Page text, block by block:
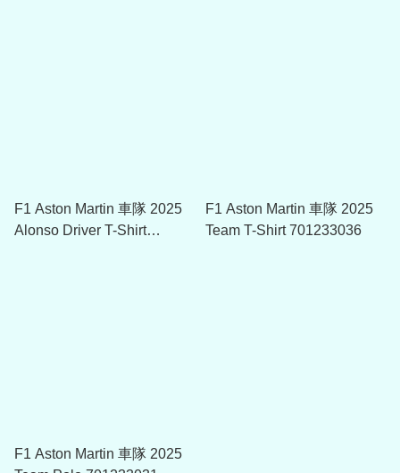
F1 Aston Martin 車隊 2025
Alonso Driver T-Shirt
F1 Aston Martin 車隊 2025
Team T-Shirt 701233036
F1 Aston Martin 車隊 2025